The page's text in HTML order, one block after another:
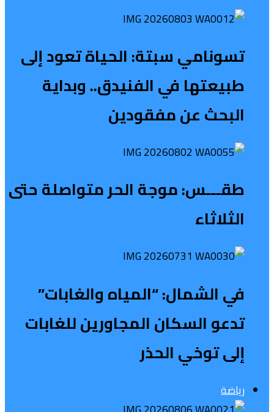
تسونامي سبتة: الحياة تعود إلى
طبيعتها في الفنيدق.. وبداية
البحث عن مفقودين
طقـــس: موجة الحر متواصلة حتى
الثلاثاء
في الشمال: “المياه والغابات”
تدعو السكان المجاورين للغابات
إلى توخي الحذر
رياضة